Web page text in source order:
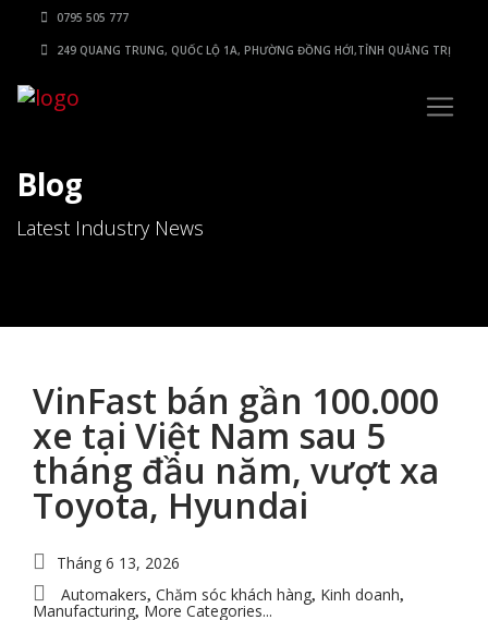
0795 505 777
249 QUANG TRUNG, QUỐC LỘ 1A, PHƯỜNG ĐỒNG HỚI,TỈNH QUẢNG TRỊ
Blog
Latest Industry News
VinFast bán gần 100.000
xe tại Việt Nam sau 5
tháng đầu năm, vượt xa
Toyota, Hyundai
Tháng 6 13, 2026
Automakers, Chăm sóc khách hàng, Kinh doanh,
Manufacturing, More Categories...